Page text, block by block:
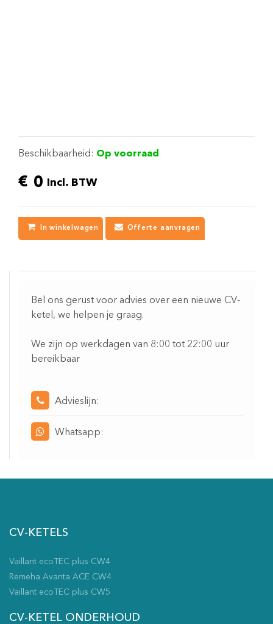
Beschikbaarheid: Op voorraad
€ 0 Incl. BTW
In winkelwagen Offerte aanvragen
Bel ons gerust voor advies over een nieuwe CV-
ketel, we helpen je graag.
We zijn op werkdagen van 8:00 tot 22:00 uur
bereikbaar
Advieslijn:
Whatsapp:
CV-KETELS
Vaillant ecoTEC plus CW4
Remeha Avanta ACE CW4
Vaillant ecoTEC plus CW5
CV-KETEL ONDERHOUD